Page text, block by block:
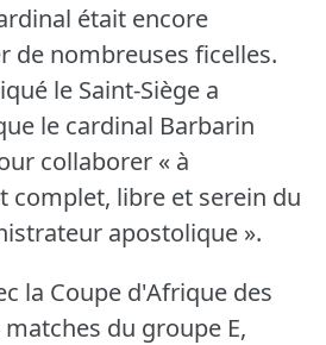
était encore
de nombreuses ficelles.
le Saint-Siège a
le cardinal Barbarin
collaborer « à
complet, libre et serein du
apostolique ».
la Coupe d'Afrique des
du groupe E,